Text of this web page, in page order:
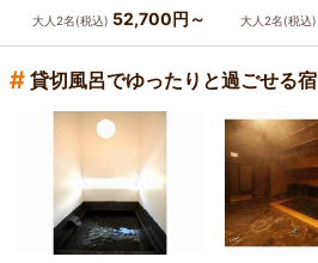
大人2名(税込) 52,700円～ 大人2名(税込)
# 貸切風呂でゆったりと過ごせる宿